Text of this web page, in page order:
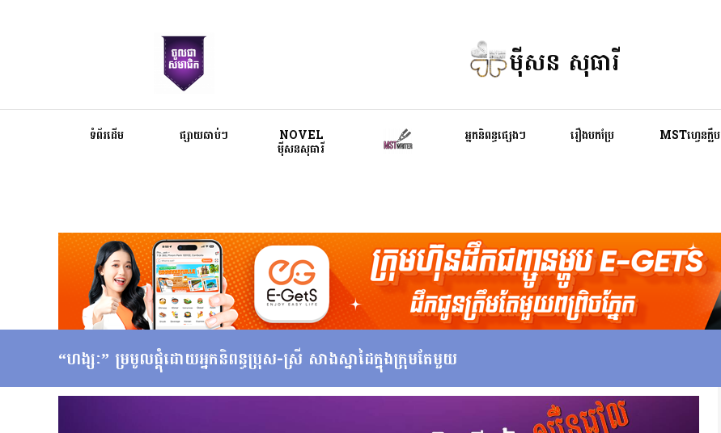
ម៉ីសន សុធារី
ទំព័រដើម ផ្សាយឆាប់ៗ NOVEL
ម៉ីសនសុធារី
អ្នកនិពន្ធផ្សេងៗ រឿងបកប្រែ MSTហ្វេនក្លឹប
“ហង្សៈ” ម្រមូលផ្ដុំដោយអ្នកនិពន្ធប្រុស-ស្រី សាងស្នាដៃក្នុងក្រុមតែមួយ